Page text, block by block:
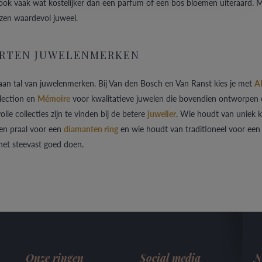
vaak wat kostelijker dan een parfum of een bos bloemen uiteraard.
waardevol juweel.
JUWELENMERKEN
tal van juwelenmerken. Bij Van den Bosch en Van Ranst kies je met
en Mémoire voor kwalitatieve juwelen die bovendien
collecties zijn te vinden bij de betere juwelier. Wie houdt van uniek
praal voor een diamanten ring en wie houdt van traditioneel voor een
steevast goed doen.
Onze ringen Social media